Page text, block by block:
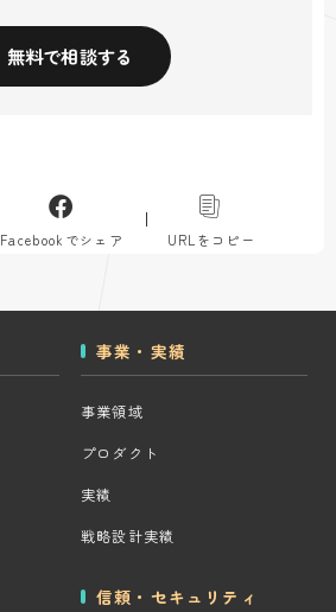
無料で相談する
Facebookでシェア URLをコピー
事業・実績
事業領域
プロダクト
実績
戦略設計実績
信頼・セキュリティ